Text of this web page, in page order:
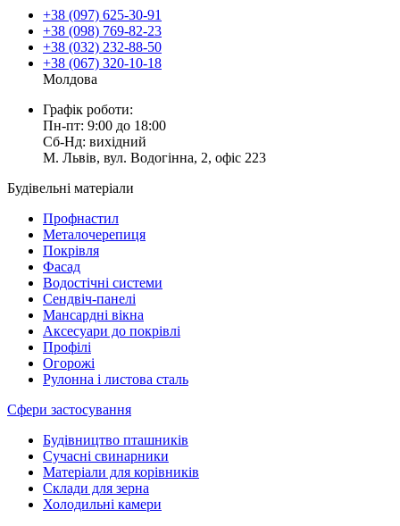
+38 (097) 625-30-91
+38 (098) 769-82-23
+38 (032) 232-88-50
+38 (067) 320-10-18
Молдова
Графік роботи:
Пн-пт: 9:00 до 18:00
Сб-Нд: вихідний
М. Львів, вул. Водогінна, 2, офіс 223
Будівельні матеріали
Профнастил
Металочерепиця
Покрівля
Фасад
Водостічні системи
Сендвіч-панелі
Мансардні вікна
Аксесуари до покрівлі
Профілі
Огорожі
Рулонна і листова сталь
Сфери застосування
Будівництво пташників
Сучасні свинарники
Матеріали для корівників
Склади для зерна
Холодильні камери